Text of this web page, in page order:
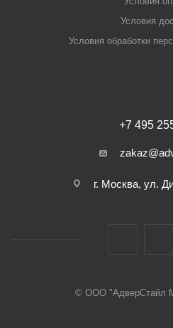
Условия
Условия обработки
+7 495
г. Москва, ул.
© ООО "АдверСтайл